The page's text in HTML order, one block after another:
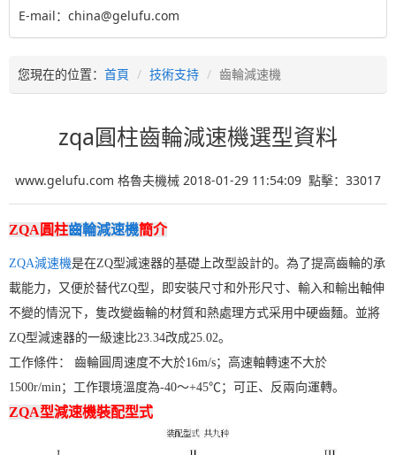
E-mail：china@gelufu.com
您現在的位置： 首頁 技術支持 齒輪減速機
zqa圓柱齒輪減速機選型資料
www.gelufu.com 格魯夫機械 2018-01-29 11:54:09 點擊： 33017
ZQA圓柱齒輪減速機簡介
ZQA減速機是在ZQ型減速器的基礎上改型設計的。為了提高齒輪的承
載能力，又便於替代ZQ型，即安裝尺寸和外形尺寸、輸入和輸出軸伸
不變的情況下，隻改變齒輪的材質和熱處理方式采用中硬齒麵。並將
ZQ型減速器的一級速比23.34改成25.02。
工作條件： 齒輪圓周速度不大於16m/s；高速軸轉速不大於
1500r/min；工作環境溫度為-40～+45℃；可正、反兩向運轉。
ZQA型減速機裝配型式